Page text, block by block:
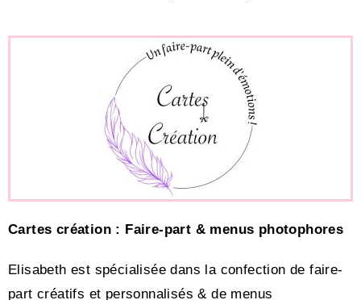
Cartes création : Faire-part & menus photophores
Elisabeth est spécialisée dans la confection de faire-
part créatifs et personnalisés & de menus